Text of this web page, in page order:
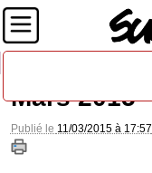
Mars 2015
Publié le 11/03/2015 à 17:57